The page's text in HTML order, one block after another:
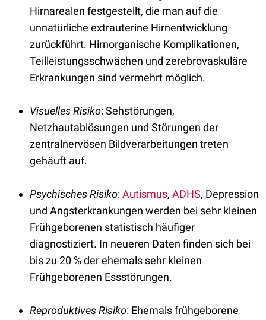
Hirnarealen festgestellt, die man auf die
unnatürliche extrauterine Hirnentwicklung
zurückführt. Hirnorganische Komplikationen,
Teilleistungsschwächen und zerebrovaskuläre
Erkrankungen sind vermehrt möglich.
Visuelles Risiko: Sehstörungen,
Netzhautablösungen und Störungen der
zentralnervösen Bildverarbeitungen treten
gehäuft auf.
Psychisches Risiko:Autismus, ADHS, Depression
und Angsterkrankungen werden bei sehr kleinen
Frühgeborenen statistisch häufiger
diagnostiziert. In neueren Daten finden sich bei
bis zu 20 % der ehemals sehr kleinen
Frühgeborenen Essstörungen.
Reproduktives Risiko: Ehemals frühgeborene